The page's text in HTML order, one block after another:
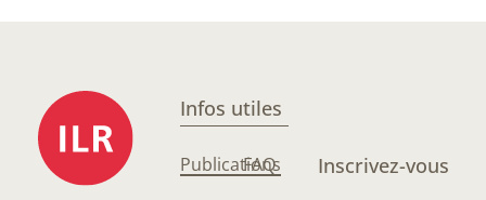
Infos utiles
Publications
FAQ Inscrivez-vous